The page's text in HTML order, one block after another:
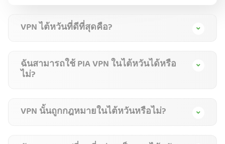
VPN ไต้หวันที่ดีที่สุดคือ?
ฉันสามารถใช้ PIA VPN ในไต้หวันได้หรือ
ไม่?
VPN นั้นถูกกฎหมายในไต้หวันหรือไม่?